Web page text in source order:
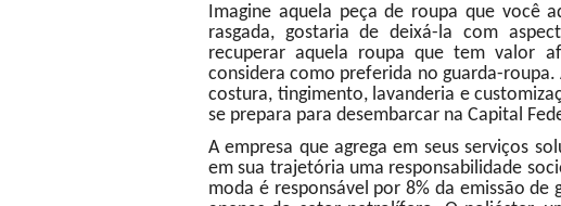
Imagine aquela peça de roupa que você
rasgada, gostaria de deixá-la com
recuperar aquela roupa que tem valor
considera como preferida no guarda-roupa.
costura, tingimento, lavanderia e
se prepara para desembarcar na Capital
A empresa que agrega em seus serviços
em sua trajetória uma responsabilidade
moda é responsável por 8% da emissão